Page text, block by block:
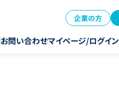
企業の方
お問い合わせマイページ/ログイン